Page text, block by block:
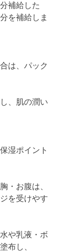
補給した
を補給しま
は、パック
、肌の潤い
湿ポイント
・お腹は、
を受けやす
や乳液・ボ
布し、